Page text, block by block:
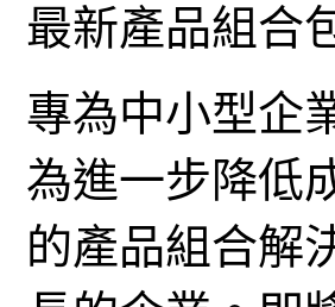
最新產品組合
專為中小型企
為進一步降低
的產品組合解